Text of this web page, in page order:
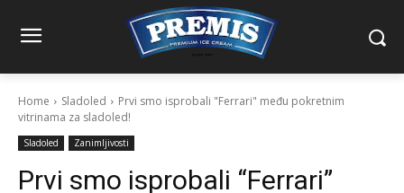
Home Sladoled
Prvi smo isprobali "Ferrari" među pokretnim
vitrinama za sladoled!
Sladoled Zanimljivosti
Prvi smo isprobali “Ferrari”